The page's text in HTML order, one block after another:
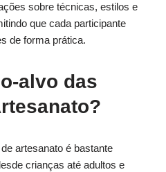
sobre técnicas, estilos e
que cada participante
de forma prática.
alvo das
artesanato é bastante
crianças até adultos e